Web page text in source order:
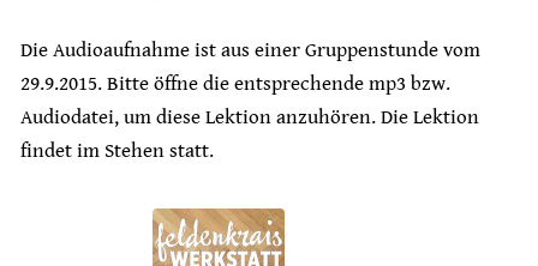
Die Audioaufnahme ist aus einer Gruppenstunde vom
29.9.2015. Bitte öffne die entsprechende mp3 bzw.
Audiodatei, um diese Lektion anzuhören. Die Lektion
findet im Stehen statt.